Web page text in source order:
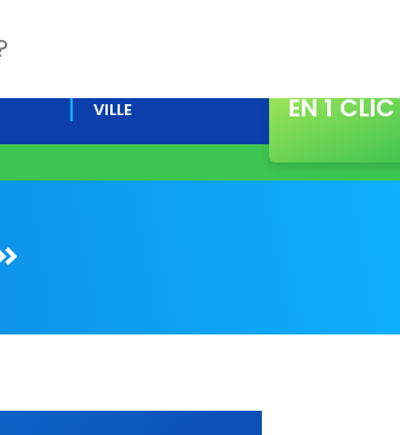
VILLE
EN 1 CLIC